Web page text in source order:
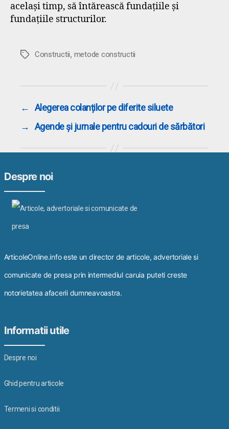
același timp, să întărească fundațiile și
fundațiile structurilor.
EticheteConstructii, metode constructii
←
Alegerea colanților pe diferite siluete
→
Agende și jurnale pentru cadouri de sărbători
Despre noi
ArticoleOnline.info este un director de articole, advertoriale si
comunicate de presa prin intermediul caruia puteti creste
notorietatea afacerii dumneavoastra.
Informatii utile
Despre noi
Ghid pentru articole
Termeni si conditii